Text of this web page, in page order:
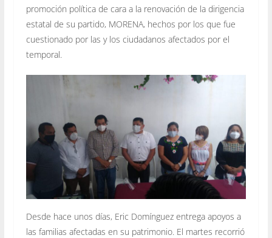
promoción política de cara a la renovación de la dirigencia
estatal de su partido, MORENA, hechos por los que fue
cuestionado por las y los ciudadanos afectados por el
temporal.
Desde hace unos días, Eric Domínguez entrega apoyos a
las familias afectadas en su patrimonio. El martes recorrió